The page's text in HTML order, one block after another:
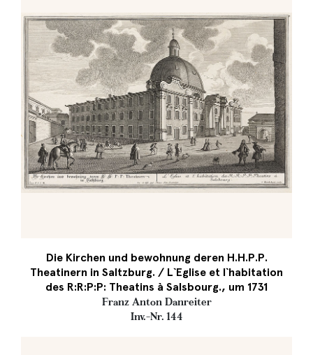
Die Kirchen und bewohnung deren H.H.P.P.
Theatinern in Saltzburg. / L`Eglise et l`habitation
des R:R:P:P: Theatins à Salsbourg., um 1731
Franz Anton Danreiter
Inv.-Nr. 144